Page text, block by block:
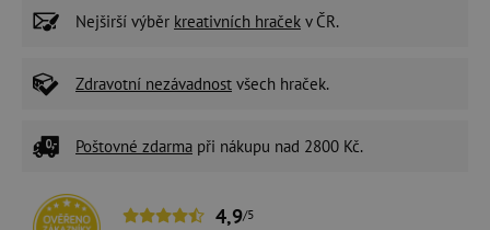
Nejširší výběr kreativních hraček v ČR.
Zdravotní nezávadnost všech hraček.
Poštovné zdarma při nákupu nad 2800 Kč.
4,9/5